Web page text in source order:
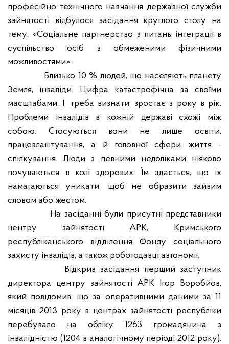
професійно технічного навчання державної служби
зайнятості відбулося засідання круглого столу на
тему: «Соціальне партнерство з питань інтеграції в
суспільство осіб з обмеженими фізичними
можливостями».
Близько 10 % людей, що населяють планету
Земля, інваліди. Цифра катастрофічна за своїми
масштабами. І, треба визнати, зростає з року в рік.
Проблеми інвалідів в кожній державі схожі між
собою. Стосуються вони не лише освіти,
працевлаштування, а й головної сфери життя -
спілкування. Люди з певними недоліками ніяково
почуваються в колі здорових. Їм здається, що їх
намагаються уникати, щоб не образити зайвим
словом або жестом.
На засіданні були присутні представники
центру зайнятості АРК, Кримського
республіканського відділення Фонду соціального
захисту інвалідів, а також роботодавці автономії.
Відкрив засідання перший заступник
директора центру зайнятості АРК Ігор Воробйов,
який повідомив, що за оперативними даними за 11
місяців 2013 року в центрах зайнятості республіки
перебувало на обліку 1263 громадянина з
інвалідністю (1204 в аналогічному періоді 2012 року).